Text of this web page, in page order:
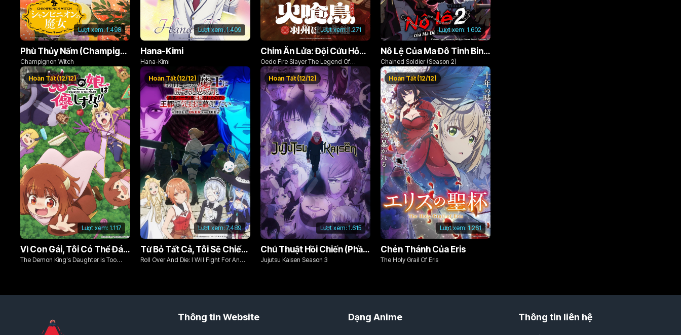
Lượt xem:1.498
Phù Thủy Nấm (Champignon no Majo)
Champignon Witch
Lượt xem:1.409
Hana-Kimi
Hana-Kimi
Lượt xem: 1.271
Chim Ăn Lửa: Đội Cứu Hỏa Rách Rưới Vùng Ushu
Oedo Fire Slayer The Legend Of
Phoenix
Lượt xem: 1.602
Nô Lệ Của Ma Đô Tinh Binh (Phần 2)
Chained Soldier (Season 2)
Lượt xem: 1.117
Hoàn Tất (12/12)
Vì Con Gái, Tôi Có Thể Đánh Bại Cả Ma Vương
The Demon King's Daughter Is Too
Lượt xem: 7.489
Hoàn Tất (12/12)
Từ Bỏ Tất Cả, Tôi Sẽ Chiến Đấu Cho Một Cuộc Sống Bình Thường Với Tình Yêu Của Đời Mình Và Chiếc Thanh Kiếm Bị Nguyền Rủa!
Roll Over And Die: I Will Fight For An
Lượt xem:1.615
Hoàn Tất (12/12)
Chú Thuật Hồi Chiến (Phần 3)
Jujutsu Kaisen Season 3
Lượt xem: 1.261
Hoàn Tất (12/12)
Chén Thánh Của Eris
The Holy Grail Of Eris
Thông tin Website Dạng Anime Thông tin liên hệ